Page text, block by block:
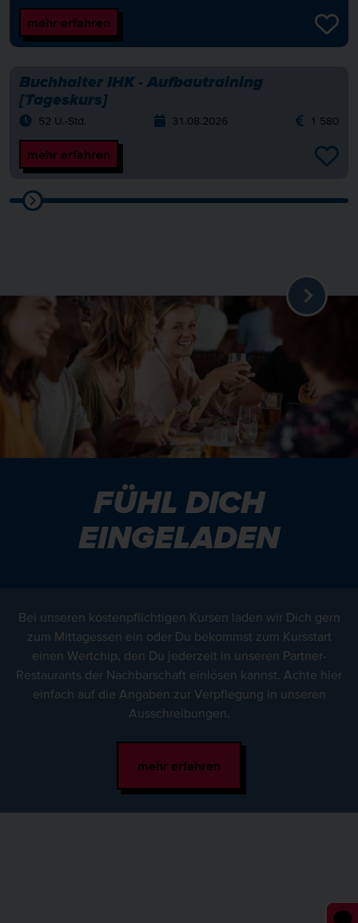
mehr erfahren
Buchhalter IHK - Aufbautraining
[Tageskurs]
52 U.-Std. 31.08.2026 1 580
mehr erfahren
FÜHL DICH
EINGELADEN
Bei unseren kostenpflichtigen Kursen laden wir Dich gern
zum Mittagessen ein oder Du bekommst zum Kursstart
einen Wertchip, den Du jederzeit in unseren Partner-
Restaurants der Nachbarschaft einlösen kannst. Achte hier
einfach auf die Angaben zur Verpflegung in unseren
Ausschreibungen.
mehr erfahren